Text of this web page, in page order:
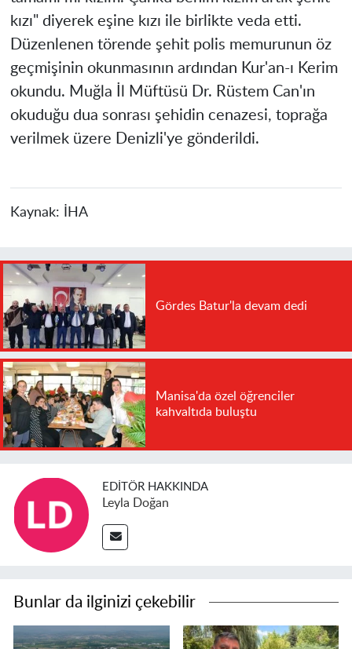
kızı" diyerek eşine kızı ile birlikte veda etti.
Düzenlenen törende şehit polis memurunun öz
geçmişinin okunmasının ardından Kur'an-ı Kerim
okundu. Muğla İl Müftüsü Dr. Rüstem Can'ın
okuduğu dua sonrası şehidin cenazesi, toprağa
verilmek üzere Denizli'ye gönderildi.
Kaynak: İHA
Gördes Batur'la devam dedi
Manisa'da özel öğrenciler
kahvaltıda buluştu
EDITÖR HAKKINDA
Leyla Doğan
Bunlar da ilginizi çekebilir